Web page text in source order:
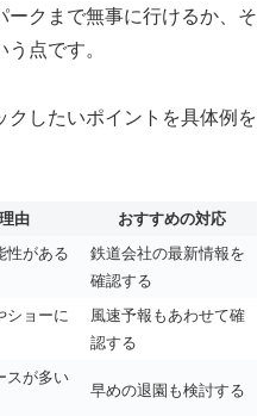
クまで無事に行けるか、そ
点です。
クしたいポイントを具体例を
由 おすすめの対応
性がある
鉄道会社の最新情報を
確認する
ショーに
風速予報もあわせて確
認する
スが多い
早めの退園も検討する